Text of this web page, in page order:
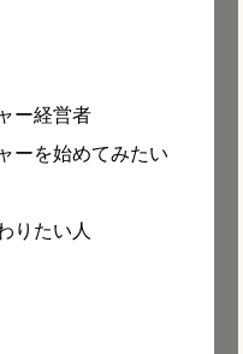
ー経営者
ーを始めてみたい
りたい人